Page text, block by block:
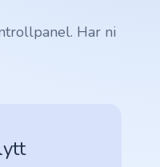
Har ni